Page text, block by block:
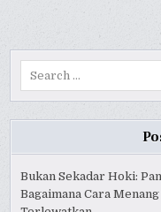
Bukan Sekadar Hoki:
Bagaimana Cara